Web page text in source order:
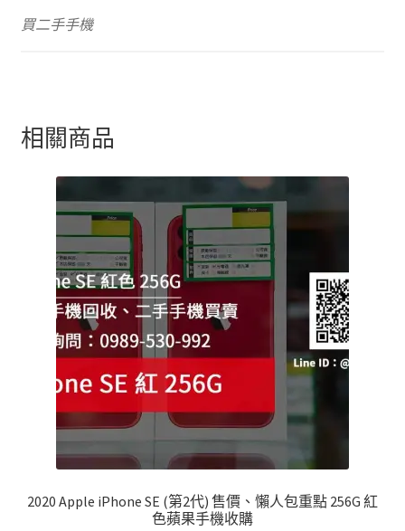
買二手手機
相關商品
2020 Apple iPhone SE (第2代) 售價、懶人包重點 256G 紅
色蘋果手機收購